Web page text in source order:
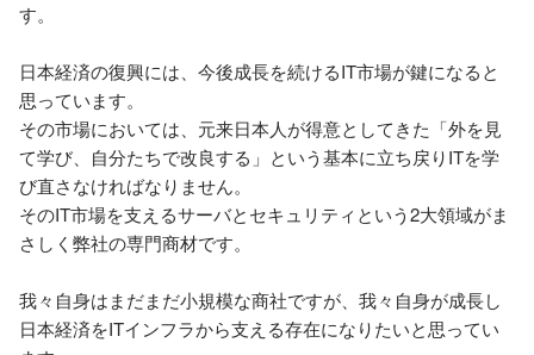
す。
日本経済の復興には、今後成長を続けるIT市場が鍵になると
思っています。
その市場においては、元来日本人が得意としてきた「外を見
て学び、自分たちで改良する」という基本に立ち戻りITを学
び直さなければなりません。
そのIT市場を支えるサーバとセキュリティという2大領域がま
さしく弊社の専門商材です。
我々自身はまだまだ小規模な商社ですが、我々自身が成長し
日本経済をITインフラから支える存在になりたいと思ってい